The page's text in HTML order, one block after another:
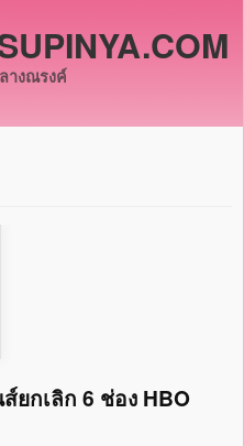
างณรงค์
ยกเลิก 6 ช่อง HBO